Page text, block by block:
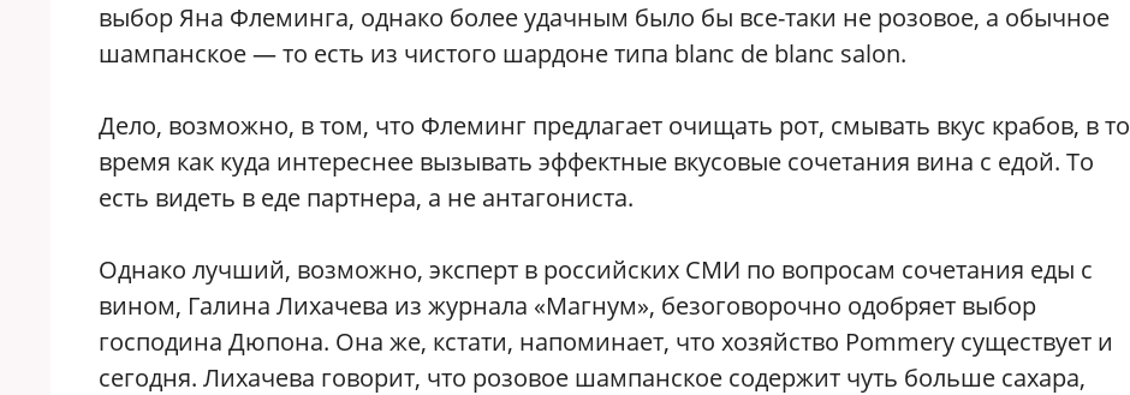
выбор Яна Флеминга, однако более удачным было бы все-таки не розовое, а обычное
шампанское — то есть из чистого шардоне типа blanc de blanc salon.
Дело, возможно, в том, что Флеминг предлагает очищать рот, смывать вкус крабов, в то
время как куда интереснее вызывать эффектные вкусовые сочетания вина с едой. То
есть видеть в еде партнера, а не антагониста.
Однако лучший, возможно, эксперт в российских СМИ по вопросам сочетания еды с
вином, Галина Лихачева из журнала «Магнум», безоговорочно одобряет выбор
господина Дюпона. Она же, кстати, напоминает, что хозяйство Pommery существует и
сегодня. Лихачева говорит, что розовое шампанское содержит чуть больше сахара,